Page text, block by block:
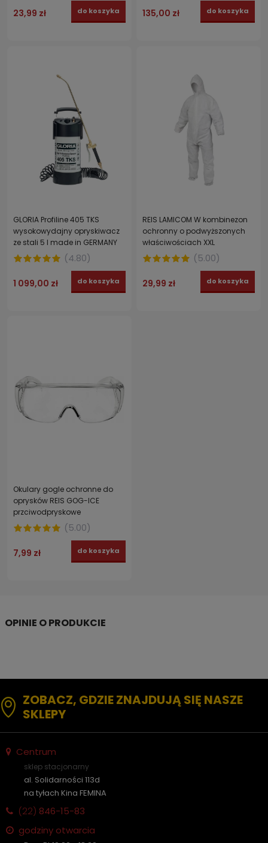
23,99 zł do koszyka 135,00 zł do koszyka
GLORIA Profiline 405 TKS
wysokowydajny opryskiwacz
ze stali 5 l made in GERMANY
(4.80)
1 099,00 zł do koszyka
REIS LAMICOM W kombinezon
ochronny o podwyższonych
właściwościach XXL
(5.00)
29,99 zł do koszyka
Okulary gogle ochronne do
oprysków REIS GOG-ICE
przciwodpryskowe
(5.00)
7,99 zł do koszyka
ZOBACZ, GDZIE ZNAJDUJĄ SIĘ NASZE
SKLEPY
Centrum
sklep stacjonarny
al. Solidarności 113d
na tyłach Kina FEMINA
(22) 846-15-83
godziny otwarcia